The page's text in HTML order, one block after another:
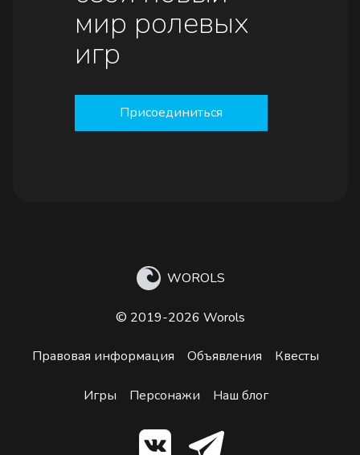
мир ролевых
игр
Присоединиться
WOROLS
© 2019-2026 Worols
Правовая информация Объявления Квесты
Игры Персонажи Наш блог